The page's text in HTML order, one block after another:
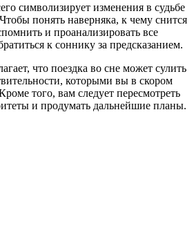
символизирует изменения в судьбе
понять наверняка, к чему снится
и проанализировать все
к соннику за предсказанием.
что поездка во сне может сулить
которыми вы в скором
того, вам следует пересмотреть
и продумать дальнейшие планы.